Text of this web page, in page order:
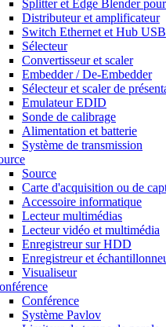
Splitter et Edge Blender
Distributeur et amplificateur
Switch Ethernet et Hub USB
Sélecteur
Convertisseur et scaler
Embedder / De-Embedder
Sélecteur et scaler de
Emulateur EDID
Sonde de calibrage
Alimentation et batterie
Système de transmission
Source
Carte d'acquisition ou de
Accessoire informatique
Lecteur multimédias
Lecteur vidéo et multimédia
Enregistreur sur HDD
Enregistreur et
Visualiseur
Conférence
Système Pavlov